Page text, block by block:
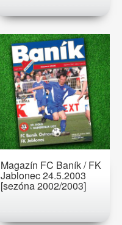
Magazín FC Baník / FK
Jablonec 24.5.2003
[sezóna 2002/2003]